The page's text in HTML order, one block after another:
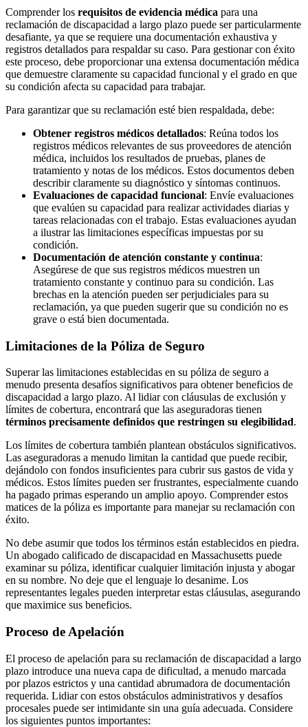
Comprender los requisitos de evidencia médica para una
reclamación de discapacidad a largo plazo puede ser particularmente
desafiante, ya que se requiere una documentación exhaustiva y
registros detallados para respaldar su caso. Para gestionar con éxito
este proceso, debe proporcionar una extensa documentación médica
que demuestre claramente su capacidad funcional y el grado en que
su condición afecta su capacidad para trabajar.
Para garantizar que su reclamación esté bien respaldada, debe:
Obtener registros médicos detallados: Reúna todos los
registros médicos relevantes de sus proveedores de atención
médica, incluidos los resultados de pruebas, planes de
tratamiento y notas de los médicos. Estos documentos deben
describir claramente su diagnóstico y síntomas continuos.
Evaluaciones de capacidad funcional: Envíe evaluaciones
que evalúen su capacidad para realizar actividades diarias y
tareas relacionadas con el trabajo. Estas evaluaciones ayudan
a ilustrar las limitaciones específicas impuestas por su
condición.
Documentación de atención constante y continua:
Asegúrese de que sus registros médicos muestren un
tratamiento constante y continuo para su condición. Las
brechas en la atención pueden ser perjudiciales para su
reclamación, ya que pueden sugerir que su condición no es
grave o está bien documentada.
Limitaciones de la Póliza de Seguro
Superar las limitaciones establecidas en su póliza de seguro a
menudo presenta desafíos significativos para obtener beneficios de
discapacidad a largo plazo. Al lidiar con cláusulas de exclusión y
límites de cobertura, encontrará que las aseguradoras tienen
términos precisamente definidos que restringen su elegibilidad.
Los límites de cobertura también plantean obstáculos significativos.
Las aseguradoras a menudo limitan la cantidad que puede recibir,
dejándolo con fondos insuficientes para cubrir sus gastos de vida y
médicos. Estos límites pueden ser frustrantes, especialmente cuando
ha pagado primas esperando un amplio apoyo. Comprender estos
matices de la póliza es importante para manejar su reclamación con
éxito.
No debe asumir que todos los términos están establecidos en piedra.
Un abogado calificado de discapacidad en Massachusetts puede
examinar su póliza, identificar cualquier limitación injusta y abogar
en su nombre. No deje que el lenguaje lo desanime. Los
representantes legales pueden interpretar estas cláusulas, asegurando
que maximice sus beneficios.
Proceso de Apelación
El proceso de apelación para su reclamación de discapacidad a largo
plazo introduce una nueva capa de dificultad, a menudo marcada
por plazos estrictos y una cantidad abrumadora de documentación
requerida. Lidiar con estos obstáculos administrativos y desafíos
procesales puede ser intimidante sin una guía adecuada. Considere
los siguientes puntos importantes: